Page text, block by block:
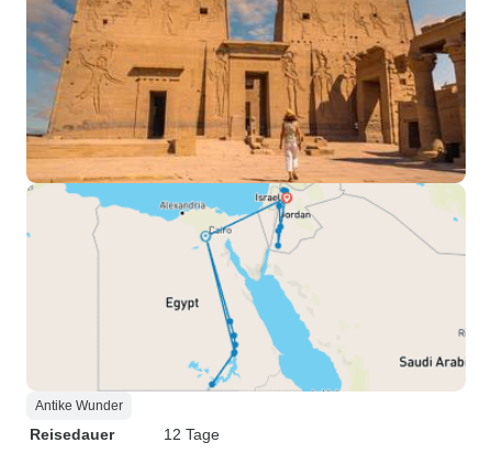
Antike Wunder
Reisedauer
12 Tage